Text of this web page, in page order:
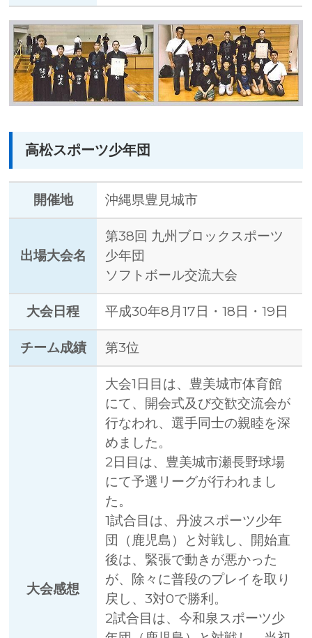
高松スポーツ少年団
開催地 沖縄県豊見城市
出場大会名
第38回 九州ブロックスポーツ
少年団
ソフトボール交流大会
大会日程 平成30年8月17日・18日・19日
チーム成績 第3位
大会感想
大会1日目は、豊美城市体育館
にて、開会式及び交歓交流会が
行なわれ、選手同士の親睦を深
めました。
2日目は、豊美城市瀬長野球場
にて予選リーグが行われまし
た。
1試合目は、丹波スポーツ少年
団（鹿児島）と対戦し、開始直
後は、緊張で動きが悪かった
が、除々に普段のプレイを取り
戻し、3対0で勝利。
2試合目は、今和泉スポーツ少